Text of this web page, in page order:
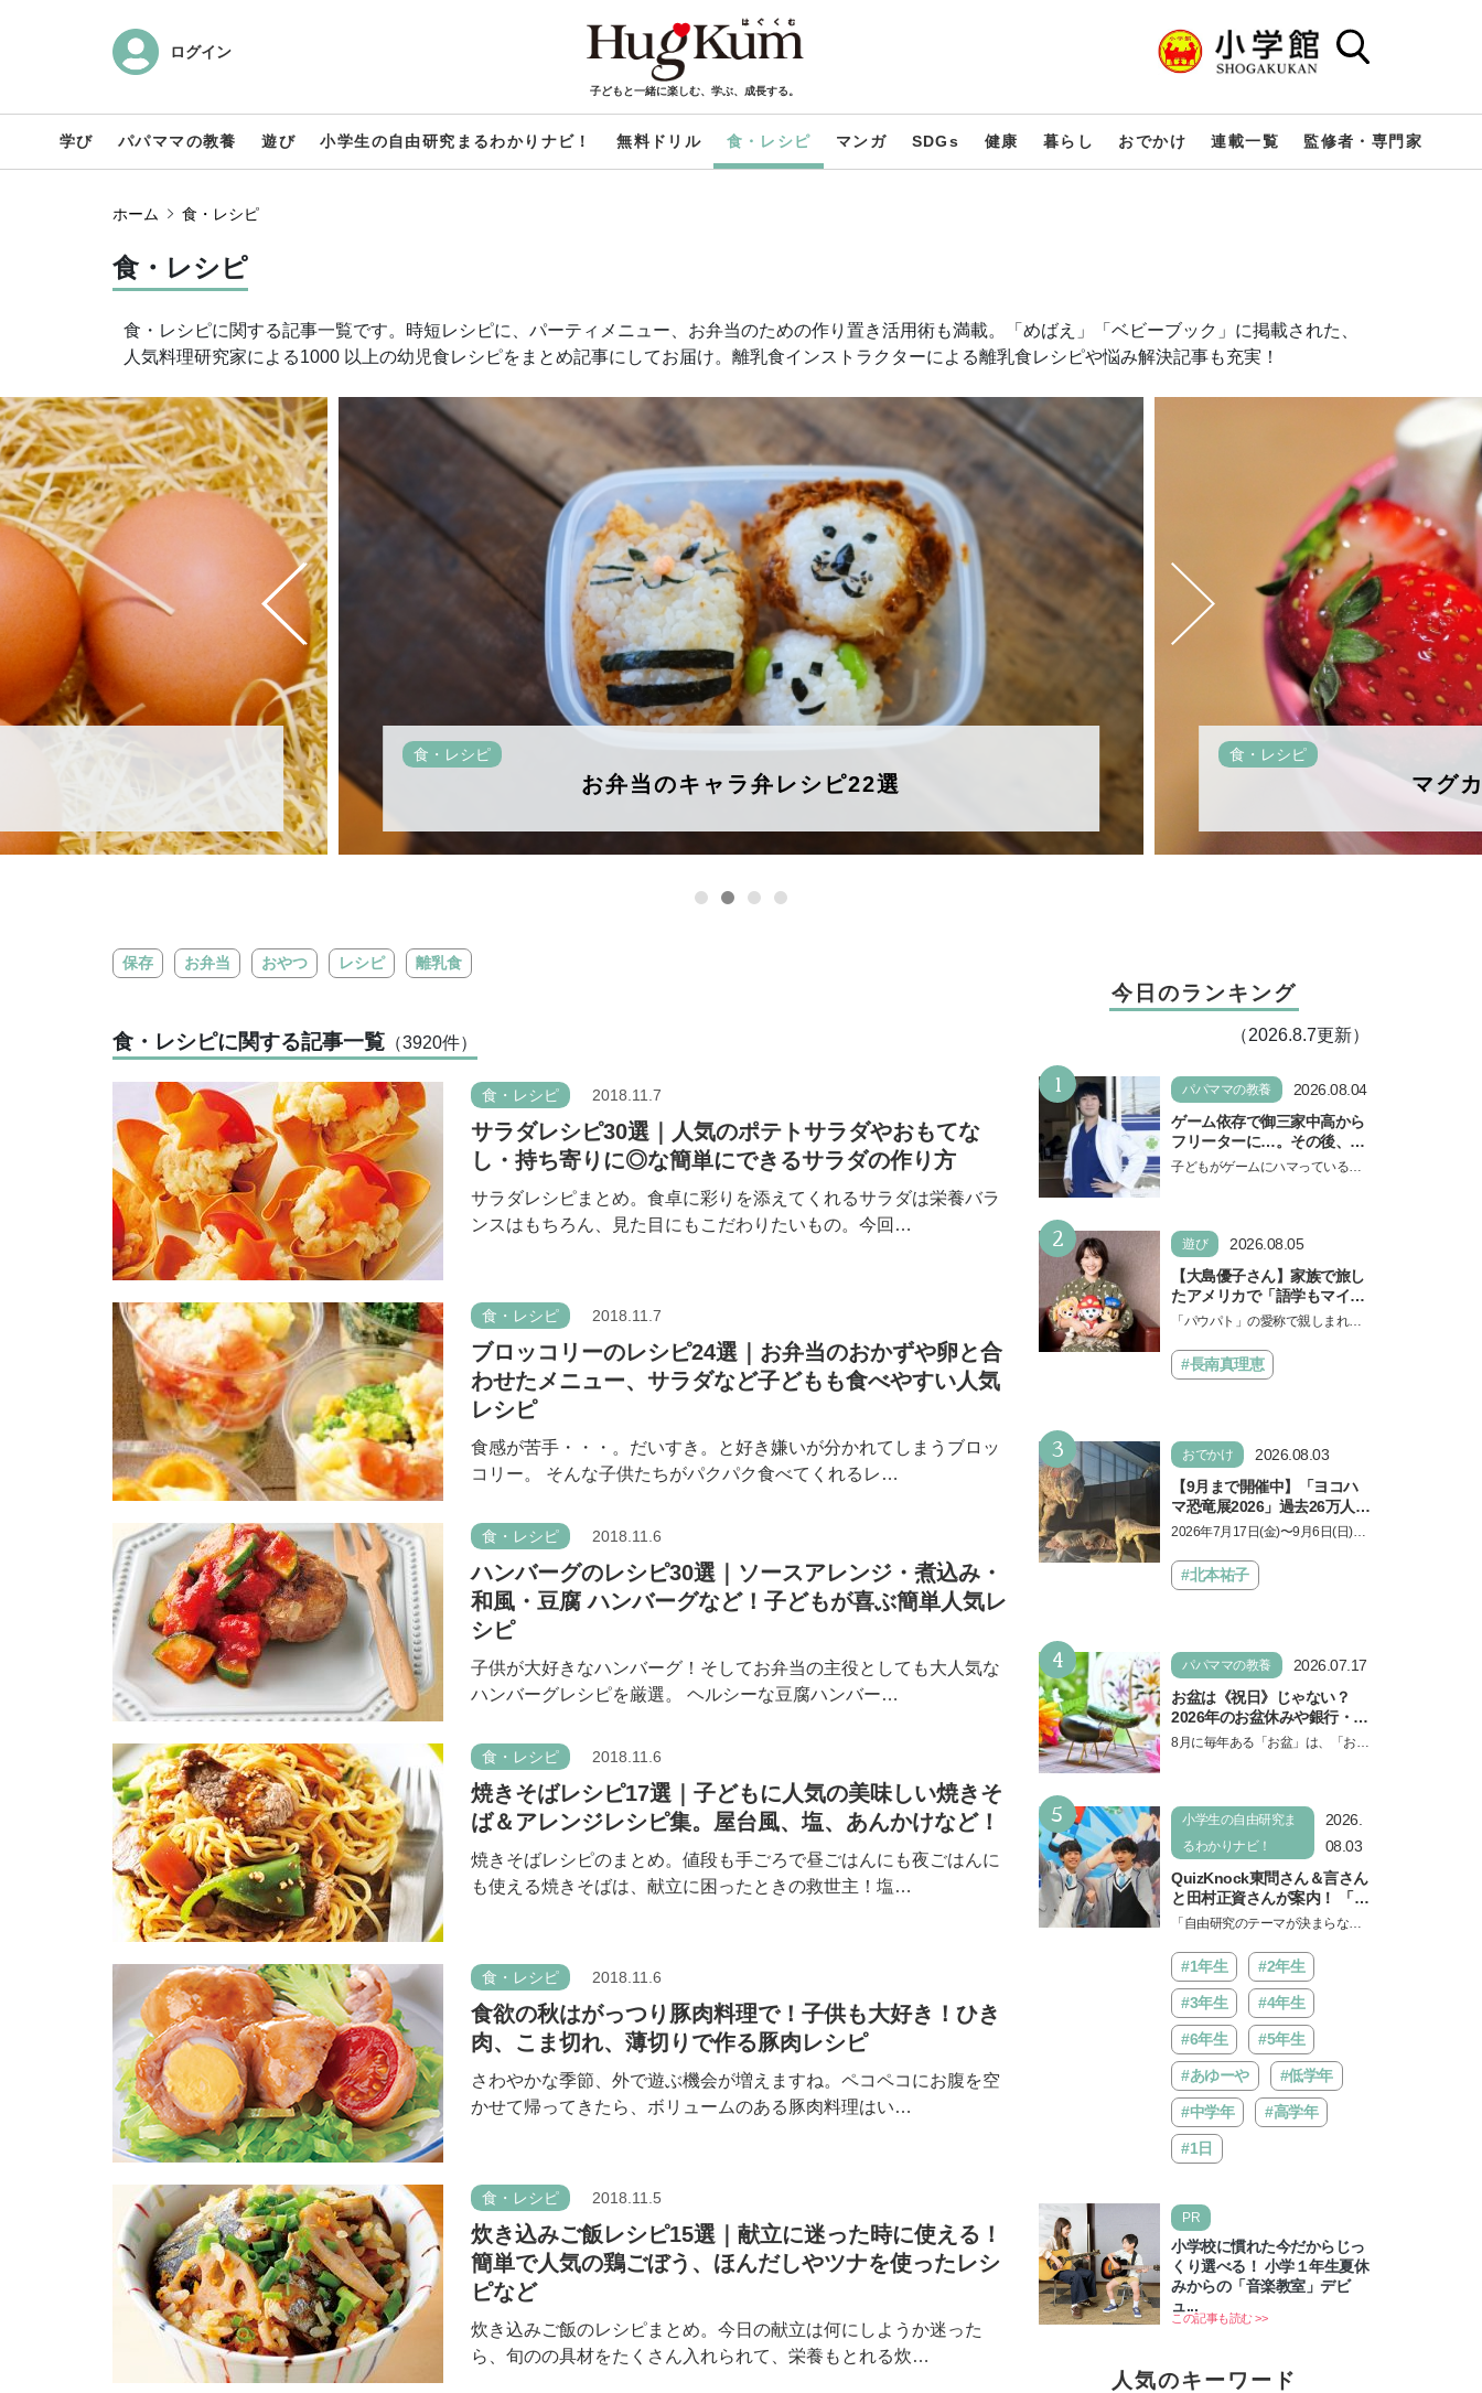
ログイン
子どもと一緒に楽しむ、学ぶ、成長する。
学び パパママの教養 遊び 小学生の自由研究まるわかりナビ！ 無料ドリル 食・レシピ マンガ SDGs 健康 暮らし おでかけ 連載一覧 監修者・専門家
ホーム 食・レシピ
食・レシピ
食・レシピに関する記事一覧です。時短レシピに、パーティメニュー、お弁当のための作り置き活用術も満載。「めばえ」「ベビーブック」に掲載された、
人気料理研究家による1000 以上の幼児食レシピをまとめ記事にしてお届け。離乳食インストラクターによる離乳食レシピや悩み解決記事も充実！
お弁当のキャラ弁レシピ22選
食・レシピ
マグ
食・レシピ
保存 お弁当 おやつ レシピ 離乳食
食・レシピに関する記事一覧 （3920件）
食・レシピ 2018.11.7
サラダレシピ30選｜人気のポテトサラダやおもてな
し・持ち寄りに◎な簡単にできるサラダの作り方
サラダレシピまとめ。食卓に彩りを添えてくれるサラダは栄養バラ
ンスはもちろん、見た目にもこだわりたいもの。今回…
食・レシピ 2018.11.7
ブロッコリーのレシピ24選｜お弁当のおかずや卵と合
わせたメニュー、サラダなど子どもも食べやすい人気
レシピ
食感が苦手・・・。だいすき。と好き嫌いが分かれてしまうブロッ
コリー。 そんな子供たちがパクパク食べてくれるレ…
食・レシピ 2018.11.6
ハンバーグのレシピ30選｜ソースアレンジ・煮込み・
和風・豆腐 ハンバーグなど！子どもが喜ぶ簡単人気レ
シピ
子供が大好きなハンバーグ！そしてお弁当の主役としても大人気な
ハンバーグレシピを厳選。 ヘルシーな豆腐ハンバー…
食・レシピ 2018.11.6
焼きそばレシピ17選｜子どもに人気の美味しい焼きそ
ば＆アレンジレシピ集。屋台風、塩、あんかけなど！
焼きそばレシピのまとめ。値段も手ごろで昼ごはんにも夜ごはんに
も使える焼きそばは、献立に困ったときの救世主！塩…
食・レシピ 2018.11.6
食欲の秋はがっつり豚肉料理で！子供も大好き！ひき
肉、こま切れ、薄切りで作る豚肉レシピ
さわやかな季節、外で遊ぶ機会が増えますね。ペコペコにお腹を空
かせて帰ってきたら、ボリュームのある豚肉料理はい…
食・レシピ 2018.11.5
炊き込みご飯レシピ15選｜献立に迷った時に使える！
簡単で人気の鶏ごぼう、ほんだしやツナを使ったレシ
ピなど
炊き込みご飯のレシピまとめ。今日の献立は何にしようか迷った
ら、旬のの具材をたくさん入れられて、栄養もとれる炊…
今日のランキング
（2026.8.7更新）
1 パパママの教養
2026.08.04
ゲーム依存で御三家中高から
フリーターに…。その後、医
学部へ逆転合格した現役医師
子どもがゲームにハマっている
2 遊び
2026.08.05
【大島優子さん】家族で旅し
たアメリカで「語学もマイン
ドも！ 子どもの成長はすごか
『パウ・パトロール ザ・ダイ
ノ・ムービー』ではあきらめ
「パウパト」の愛称で親しまれる
の劇場版シリーズ第3弾、映画『パ
ウ・パトロール ザ…
#長南真理恵
3 おでかけ
2026.08.03
【9月まで開催中】「ヨコハ
マ恐竜展2026」過去26万人を
動員した恐竜展が9年ぶりに
しむポイントを完全ガイド
2026年7月17日(金)〜9月6日(日)、
「ヨコハマ恐竜展2026〜恐竜の食
卓大図鑑〜」が開催…
#北本祐子
4 パパママの教養
2026.07.17
お盆は《祝日》じゃない？
2026年のお盆休みや銀行・役
所の営業や交通機関情報も紹
8月に毎年ある「お盆」は、「お盆
5
小学生の自由研究ま
るわかりナビ！
2026.
08.03
QuizKnock東問さん＆言さん
と田村正資さんが案内！ 「よ
みうりランド」で遊びながら
ントが開催
「自由研究のテーマが決まらな
ントをくれるイベントが、よみう
りランド「グッジョバ!!…
#1年生 #2年生
#3年生 #4年生
#6年生 #5年生
#あゆーや #低学年
#中学年 #高学年
#1日
PR
小学校に慣れた今だからじっ
くり選べる！ 小学１年生夏休
みからの「音楽教室」デビ
ュ...
この記事も読む >>
人気のキーワード